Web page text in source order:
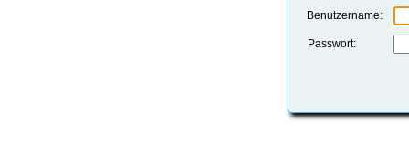
Benutzername:
Passwort: